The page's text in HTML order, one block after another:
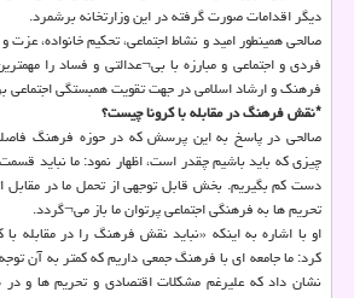
دیگر اقدامات صورت گرفته در این وزارتخانه برشمرد.
صالحی همینطور امید و نشاط اجتماعی، تحکیم خانواده،
فردی و اجتماعی و مبارزه با بی¬عدالتی و فساد را
فرهنک و ارشاد اسلامی در جهت تقویت همبستگی اجتماعی
*نقش فرهنگ در مقابله با کرونا چیست؟
صالحی در پاسخ به این پرسش که در حوزه فرهنگ
چیزی که باید باشیم چقدر است، اظهار نمود: ما نباید
دست کم بگیریم. بخش قابل توجهی از تحمل ما در مقابل
تحریم ها به فرهنگی اجتماعی پرتوان ما باز می¬گردد.
او با اشاره به اینکه «نباید نقش فرهنگ را در مقابله
کرد: ما جامعه ای با فرهنگ جمعی داریم که کمتر به آن
نشان داد که علیرغم مشکلات اقتصادی و تحریم ها و